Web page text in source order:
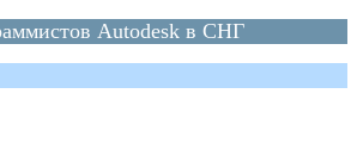
Autodesk в СНГ